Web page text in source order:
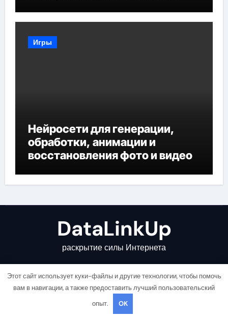
Игры
Нейросети для генерации,
обработки, анимации и
восстановления фото и видео
DataLinkUp
раскрытие силы Интернета
Copyright © All rights reserved |
Этот сайт использует куки-файлы и другие технологии, чтобы помочь
вам в навигации, а также предоставить лучший пользовательский
опыт.
OK